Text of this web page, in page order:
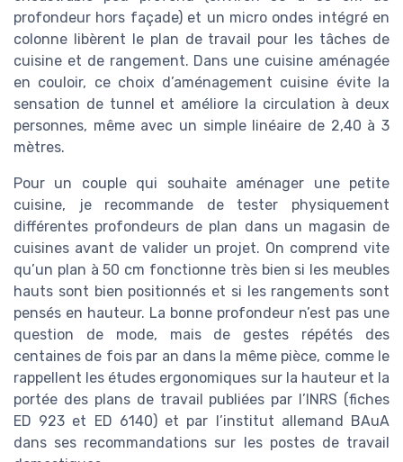
profondeur hors façade) et un micro ondes intégré en
colonne libèrent le plan de travail pour les tâches de
cuisine et de rangement. Dans une cuisine aménagée
en couloir, ce choix d’aménagement cuisine évite la
sensation de tunnel et améliore la circulation à deux
personnes, même avec un simple linéaire de 2,40 à 3
mètres.
Pour un couple qui souhaite aménager une petite
cuisine, je recommande de tester physiquement
différentes profondeurs de plan dans un magasin de
cuisines avant de valider un projet. On comprend vite
qu’un plan à 50 cm fonctionne très bien si les meubles
hauts sont bien positionnés et si les rangements sont
pensés en hauteur. La bonne profondeur n’est pas une
question de mode, mais de gestes répétés des
centaines de fois par an dans la même pièce, comme le
rappellent les études ergonomiques sur la hauteur et la
portée des plans de travail publiées par l’INRS (fiches
ED 923 et ED 6140) et par l’institut allemand BAuA
dans ses recommandations sur les postes de travail